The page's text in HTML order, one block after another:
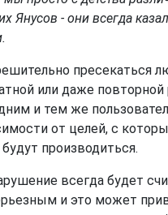
Янусов - они всегда
пресекаться
или даже повторной
и тем же
от целей, с
производиться.
всегда будет
и это может